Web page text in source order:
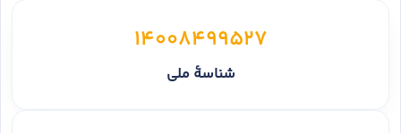
14008499527
شناسهٔ ملی